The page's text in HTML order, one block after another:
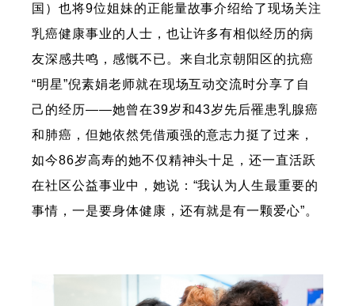
国）也将9位姐妹的正能量故事介绍给了现场关注
乳癌健康事业的人士，也让许多有相似经历的病
友深感共鸣，感慨不已。来自北京朝阳区的抗癌
“明星”倪素娟老师就在现场互动交流时分享了自
己的经历——她曾在39岁和43岁先后罹患乳腺癌
和肺癌，但她依然凭借顽强的意志力挺了过来，
如今86岁高寿的她不仅精神头十足，还一直活跃
在社区公益事业中，她说：“我认为人生最重要的
事情，一是要身体健康，还有就是有一颗爱心”。